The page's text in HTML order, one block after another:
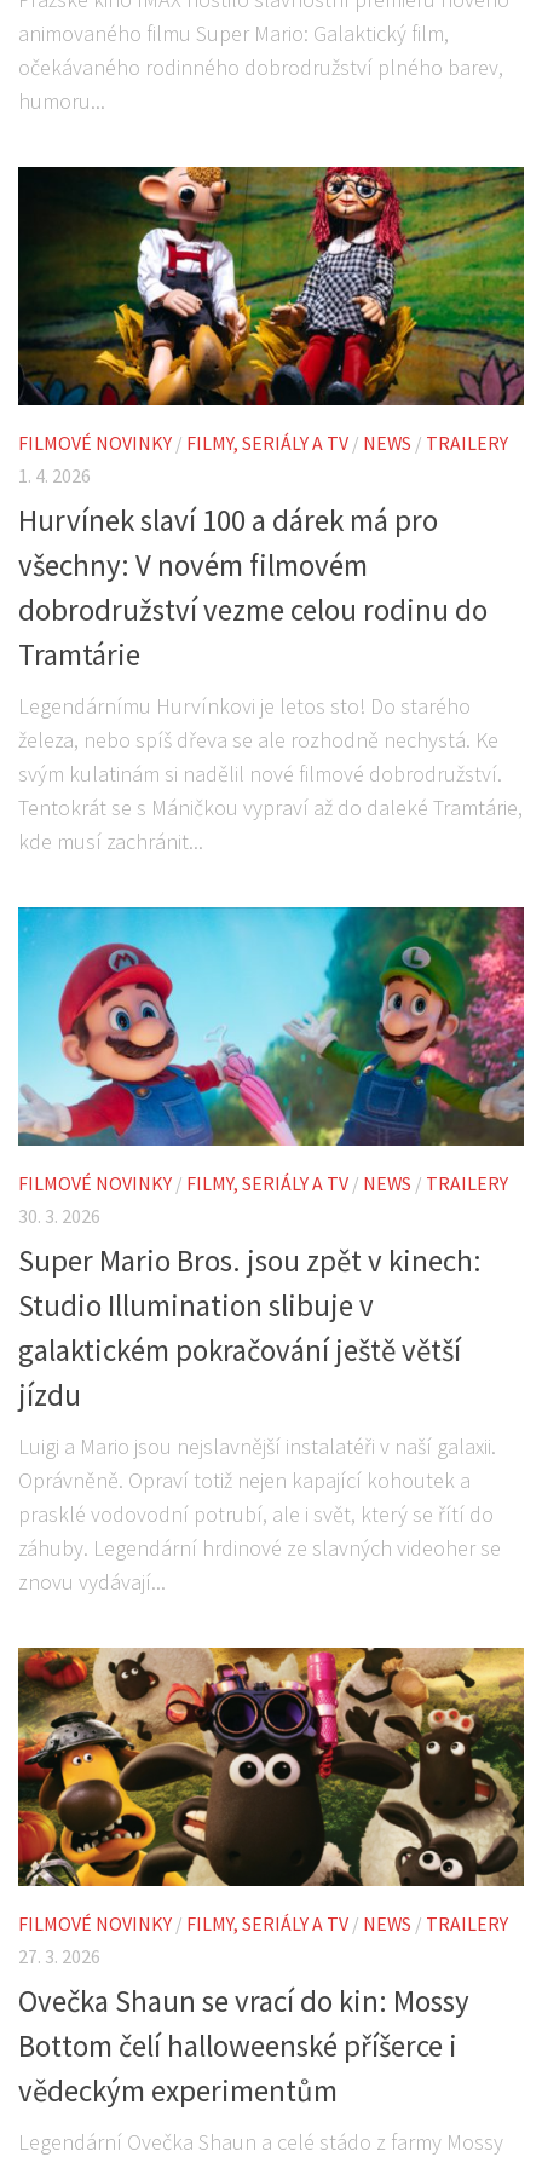
animovaného filmu Super Mario: Galaktický film,
očekávaného rodinného dobrodružství plného barev,
humoru...
FILMOVÉ NOVINKY / FILMY, SERIÁLY A TV / NEWS / TRAILERY
1. 4. 2026
Hurvínek slaví 100 a dárek má pro
všechny: V novém filmovém
dobrodružství vezme celou rodinu do
Tramtárie
Legendárnímu Hurvínkovi je letos sto! Do starého
železa, nebo spíš dřeva se ale rozhodně nechystá. Ke
svým kulatinám si nadělil nové filmové dobrodružství.
Tentokrát se s Máničkou vypraví až do daleké Tramtárie,
kde musí zachránit...
FILMOVÉ NOVINKY / FILMY, SERIÁLY A TV / NEWS / TRAILERY
30. 3. 2026
Super Mario Bros. jsou zpět v kinech:
Studio Illumination slibuje v
galaktickém pokračování ještě větší
jízdu
Luigi a Mario jsou nejslavnější instalatéři v naší galaxii.
Oprávněně. Opraví totiž nejen kapající kohoutek a
prasklé vodovodní potrubí, ale i svět, který se řítí do
záhuby. Legendární hrdinové ze slavných videoher se
znovu vydávají...
FILMOVÉ NOVINKY / FILMY, SERIÁLY A TV / NEWS / TRAILERY
27. 3. 2026
Ovečka Shaun se vrací do kin: Mossy
Bottom čelí halloweenské příšerce i
vědeckým experimentům
Legendární Ovečka Shaun a celé stádo z farmy Mossy